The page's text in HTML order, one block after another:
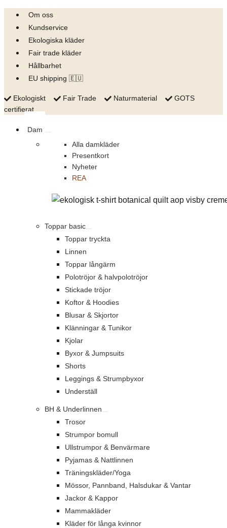
Skip
content
Om oss
Kundservice
Ekologiska kläder
Fair trade kläder
Hållbarhet
EU shipping 🇪🇺
Ekologiskt Fair Trade Naturmaterial
GOTS
certifierat
Dam
Alla damkläder
Presentkort
Nyheter
REA
Toppar basic
Toppar tryckta
Linnen
Toppar långärm
Polotröjor & halvpolotröjor
Stickade tröjor
Koftor & Hoodies
Blusar & Skjortor
Klänningar & Tunikor
Kjolar
Byxor & Jumpsuits
Shorts
Leggings & Strumpbyxor
Underställ
BH & Underlinnen
Trosor
Strumpor bomull
Ullstrumpor & Benvärmare
Pyjamas & Nattlinnen
Träningskläder/Yoga
Mössor, Pannband, Halsdukar & Vantar
Jackor & Kappor
Mammakläder
Kläder för långa kvinnor